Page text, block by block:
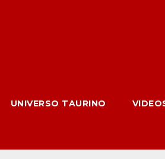
UNIVERSO TAURINO